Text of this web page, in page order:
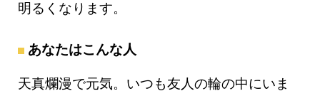
明るくなります。
あなたはこんな人
天真爛漫で元気。いつも友人の輪の中にいま